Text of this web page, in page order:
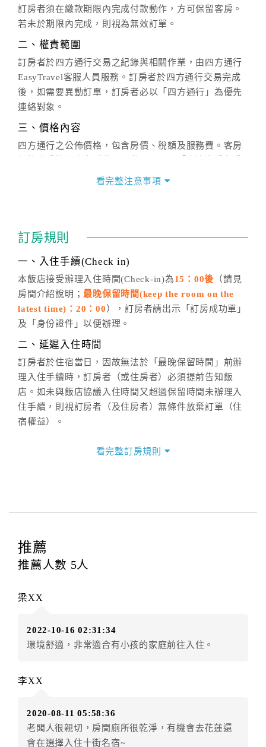
訂房者須在繳款期限內完成付款動作，方可保留客房。
若未於期限內完成，則視為無效訂單。
二、權責範圍
訂房者於四方通行交易之紀錄與相關作業，由四方通行
EasyTravel客服人員服務。訂房者於四方通行交易完成
後，如需要異動訂單，訂房者必以「四方通行」為優先
連絡對象。
三、價格內容
四方通行之公佈價格，包含房價、稅額及服務費。客房
價」之當日價格為標準。
話方式異動訂單。
※非客服時間之申辦異動，皆為次日計算及辦理。
五、客服時間
週一至週日，上午9:00～晚上6:00
六、聯絡方式
(07)9682715 。
看完整注意事項
訂房規則
一、入住手續(Check in)
本飯店接受辦理入住時間(Check-in)為15：00後 （請見
房間介紹說明；最晚保留時間(keep the room on the
latest time)：20：00 ），訂房者請出示「訂房成功單」
及「身份證件」以便辦理。
二、延遲入住時間
訂房者於住宿當日，因故無法於「最晚保留時間」前辦
理入住手續時，訂房者（或住房者）必須提前告知飯
店。如未與飯店協議入住時間又超過保留時間未辦理入
住手續，則視訂房者（及住房者）無條件放棄訂單（住
宿權益）。
四、取消訂單
◎住房日1天前辦理者，訂單費用扣除總計100%為手續
費
◎住房日當日辦理者，訂單費用扣除總計100%為手續費
◎住房日當日未辦理入住手續者，視同住房，已付訂單
五、取消異動
訂房
住房當日遇颱風、地震等不可抗拒因素時（以氣象局發
布或飯店所在地縣市政府頒布狀況”停止上班上課”為判
看完整訂房規則
推薦
推薦人數 5人
梁XX
2022-10-16 02:31:34
環境舒適，非常適合有小孩的家庭前往入住。
李XX
2020-08-11 05:58:36
老闆人很親切，房間廁所很乾淨，有機會去花蓮還
會在選擇入住十街名宿~